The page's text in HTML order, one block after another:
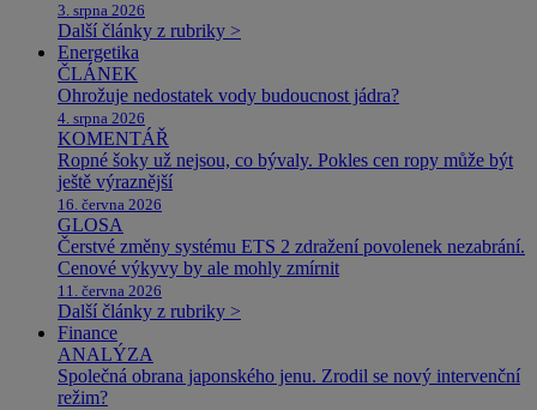
3. srpna 2026
Další články z rubriky >
Energetika
ČLÁNEK
Ohrožuje nedostatek vody budoucnost jádra?
4. srpna 2026
KOMENTÁŘ
Ropné šoky už nejsou, co bývaly. Pokles cen ropy může být
ještě výraznější
16. června 2026
GLOSA
Čerstvé změny systému ETS 2 zdražení povolenek nezabrání.
Cenové výkyvy by ale mohly zmírnit
11. června 2026
Další články z rubriky >
Finance
ANALÝZA
Společná obrana japonského jenu. Zrodil se nový intervenční
režim?